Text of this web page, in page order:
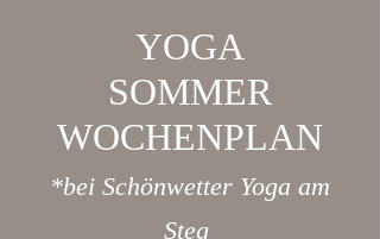
YOGA
SOMMER
WOCHENPLAN
*bei Schönwetter Yoga am
Steg